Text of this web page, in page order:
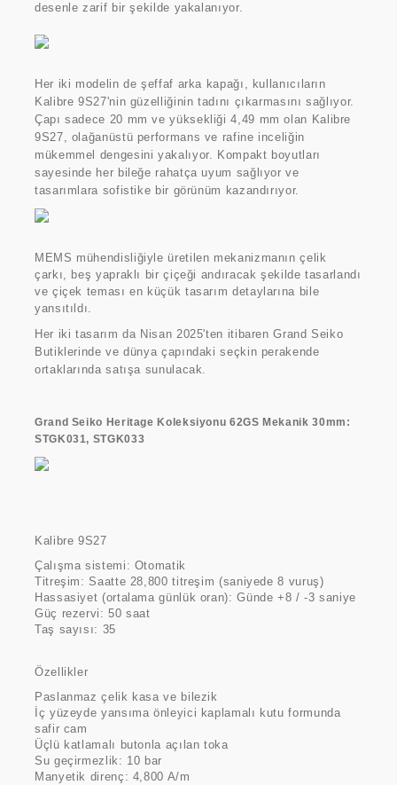
desenle zarif bir şekilde yakalanıyor.
Her iki modelin de şeffaf arka kapağı, kullanıcıların
Kalibre 9S27'nin güzelliğinin tadını çıkarmasını sağlıyor.
Çapı sadece 20 mm ve yüksekliği 4,49 mm olan Kalibre
9S27, olağanüstü performans ve rafine inceliğin
mükemmel dengesini yakalıyor. Kompakt boyutları
sayesinde her bileğe rahatça uyum sağlıyor ve
tasarımlara sofistike bir görünüm kazandırıyor.
MEMS mühendisliğiyle üretilen mekanizmanın çelik
çarkı, beş yapraklı bir çiçeği andıracak şekilde tasarlandı
ve çiçek teması en küçük tasarım detaylarına bile
yansıtıldı.
Her iki tasarım da Nisan 2025'ten itibaren Grand Seiko
Butiklerinde ve dünya çapındaki seçkin perakende
ortaklarında satışa sunulacak.
Grand Seiko Heritage Koleksiyonu 62GS Mekanik 30mm:
STGK031, STGK033
Kalibre 9S27
Çalışma sistemi: Otomatik
Titreşim: Saatte 28,800 titreşim (saniyede 8 vuruş)
Hassasiyet (ortalama günlük oran): Günde +8 / -3 saniye
Güç rezervi: 50 saat
Taş sayısı: 35
Özellikler
Paslanmaz çelik kasa ve bilezik
İç yüzeyde yansıma önleyici kaplamalı kutu formunda
safir cam
Üçlü katlamalı butonla açılan toka
Su geçirmezlik: 10 bar
Manyetik direnç: 4,800 A/m